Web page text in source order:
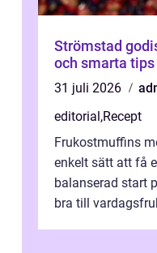
Strömstad godis gränshandel,
och smarta
31 juli 2026
editorial,Recept
Frukostmuffins
enkelt sätt att få
balanserad start
bra till